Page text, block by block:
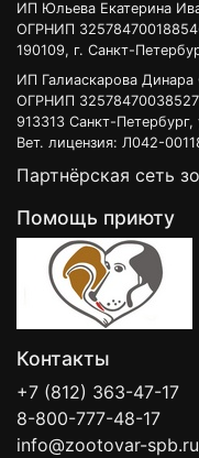
ИП Юльева Екатерина
ОГРНИП
190109, г. Санкт-
ИП Галиаскарова
ОГРНИП
913313 Санкт-
Вет. лицензия: Л042-
Партнёрская сеть
Помощь приюту
Контакты
+7 (812) 363-47-17
8-800-777-48-17
info@zootovar-spb.ru